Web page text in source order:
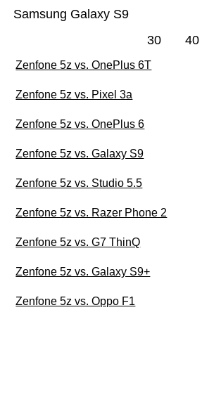
Samsung Galaxy S9
30 40
Zenfone 5z vs. OnePlus 6T
Zenfone 5z vs. Pixel 3a
Zenfone 5z vs. OnePlus 6
Zenfone 5z vs. Galaxy S9
Zenfone 5z vs. Studio 5.5
Zenfone 5z vs. Razer Phone 2
Zenfone 5z vs. G7 ThinQ
Zenfone 5z vs. Galaxy S9+
Zenfone 5z vs. Oppo F1